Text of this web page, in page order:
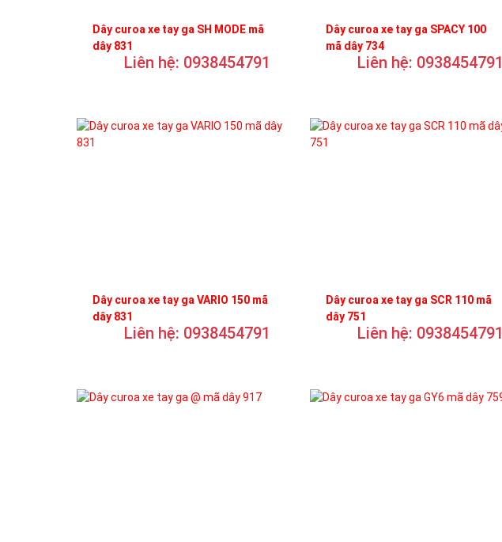
Dây curoa xe tay ga SH MODE mã
dây 831
Liên hệ: 0938454791
Dây curoa xe tay ga SPACY 100
mã dây 734
Liên hệ: 0938454791
Dây curoa xe tay ga VARIO 150 mã
dây 831
Liên hệ: 0938454791
Dây curoa xe tay ga SCR 110 mã
dây 751
Liên hệ: 0938454791